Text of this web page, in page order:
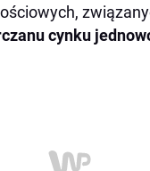
cynku